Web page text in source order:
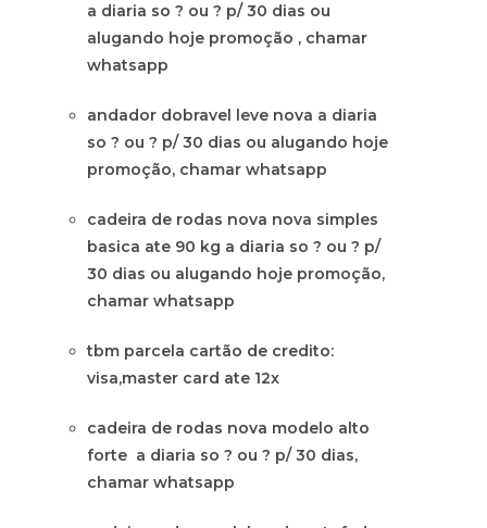
a diaria so ? ou ? p/ 30 dias ou
alugando hoje promoção , chamar
whatsapp
andador dobravel leve nova a diaria
so ? ou ? p/ 30 dias ou alugando hoje
promoção, chamar whatsapp
cadeira de rodas nova nova simples
basica ate 90 kg a diaria so ? ou ? p/
30 dias ou alugando hoje promoção,
chamar whatsapp
tbm parcela cartão de credito:
visa,master card ate 12x
cadeira de rodas nova modelo alto
forte a diaria so ? ou ? p/ 30 dias,
chamar whatsapp